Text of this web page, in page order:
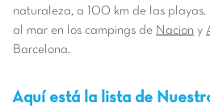
naturaleza, a 100 km de las playas.
al mar en los campings de Nacion y
Barcelona.
Aquí está la lista de